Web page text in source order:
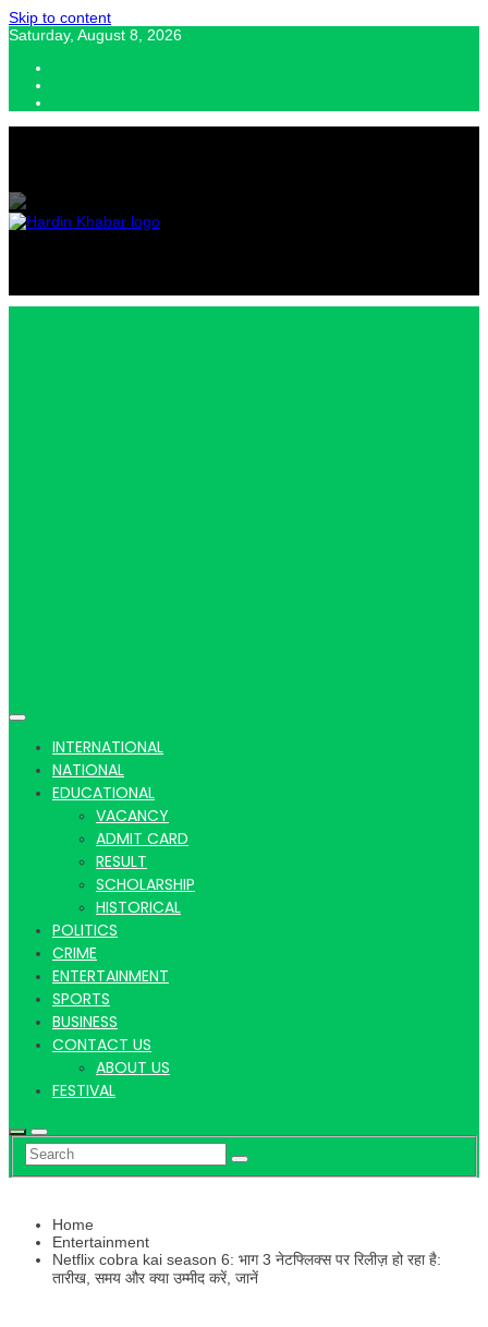
Skip to content
Saturday, August 8, 2026
news |
Latest
Hindi
News
INTERNATIONAL
NATIONAL
EDUCATIONAL
VACANCY
ADMIT CARD
RESULT
SCHOLARSHIP
HISTORICAL
POLITICS
CRIME
ENTERTAINMENT
SPORTS
BUSINESS
CONTACT US
ABOUT US
FESTIVAL
Home
Entertainment
Netflix cobra kai season 6: भाग 3 नेटफ्लिक्स पर रिलीज़ हो रहा है:
तारीख, समय और क्या उम्मीद करें, जानें